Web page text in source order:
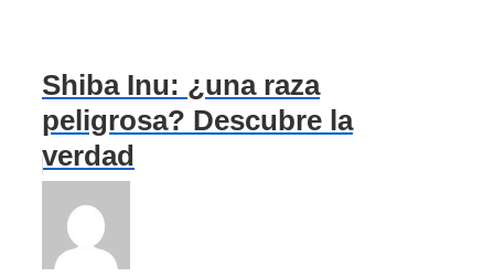
Shiba Inu: ¿una raza
peligrosa? Descubre la
verdad